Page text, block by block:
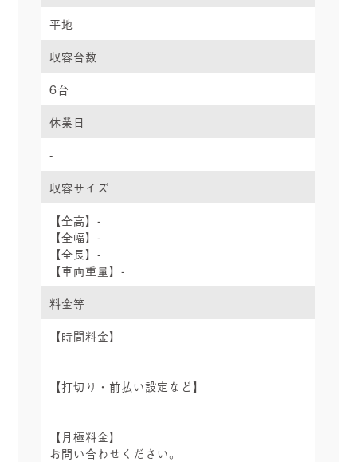
平地
収容台数
6台
休業日
-
収容サイズ
【全高】-
【全幅】-
【全長】-
【車両重量】-
料金等
【時間料金】
【打切り・前払い設定など】
【月極料金】
お問い合わせください。